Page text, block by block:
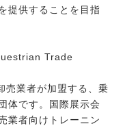
提供することを目指
Trade
売業者が加盟する、乗
体です。国際展示会
業者向けトレーニン